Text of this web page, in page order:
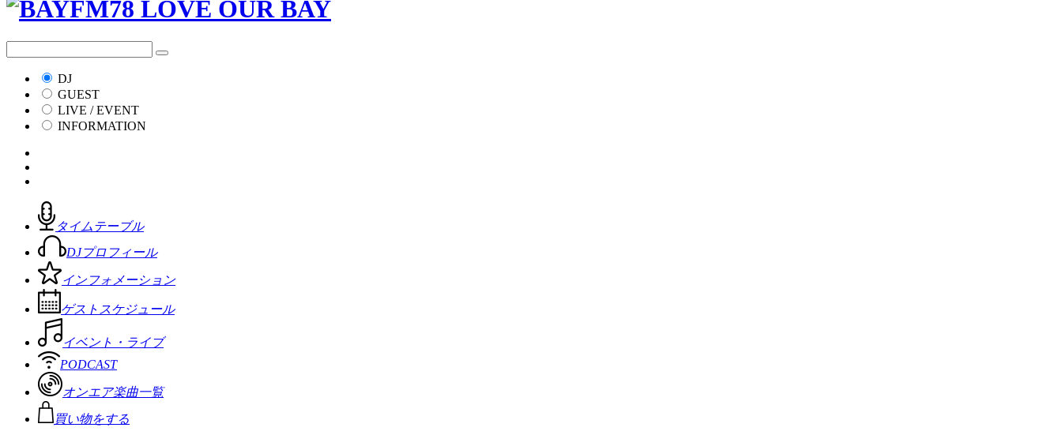
DJ
GUEST
LIVE / EVENT
INFORMATION
タイムテーブル
DJプロフィール
インフォメーション
ゲストスケジュール
イベント・ライブ
PODCAST
オンエア楽曲一覧
買い物をする